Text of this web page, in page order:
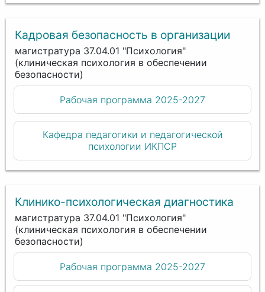
Кадровая безопасность в организации
магистратура 37.04.01 "Психология"
(клиническая психология в обеспечении
безопасности)
Рабочая программа 2025-2027
Кафедра педагогики и педагогической
психологии ИКПСР
Клинико-психологическая диагностика
магистратура 37.04.01 "Психология"
(клиническая психология в обеспечении
безопасности)
Рабочая программа 2025-2027